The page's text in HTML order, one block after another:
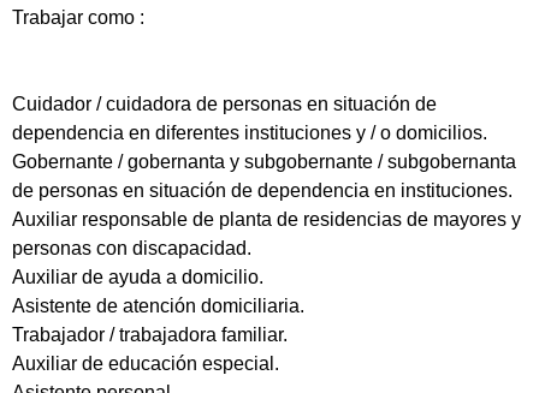
Trabajar como :
Cuidador / cuidadora de personas en situación de
dependencia en diferentes instituciones y / o domicilios.
Gobernante / gobernanta y subgobernante / subgobernanta
de personas en situación de dependencia en instituciones.
Auxiliar responsable de planta de residencias de mayores y
personas con discapacidad.
Auxiliar de ayuda a domicilio.
Asistente de atención domiciliaria.
Trabajador / trabajadora familiar.
Auxiliar de educación especial.